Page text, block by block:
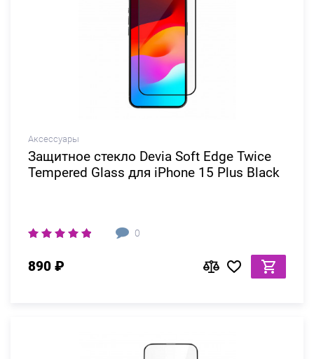
Аксессуары
Защитное стекло Devia Soft Edge Twice
Tempered Glass для iPhone 15 Plus Black
0
890 ₽